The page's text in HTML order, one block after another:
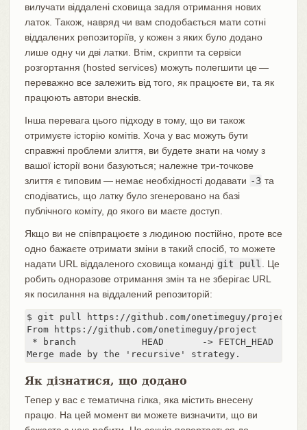
вилучати віддалені сховища задля отримання нових
латок. Також, навряд чи вам сподобається мати сотні
віддалених репозиторіїв, у кожен з яких було додано
лише одну чи дві латки. Втім, скрипти та сервіси
розгортання (hosted services) можуть полегшити це —
переважно все залежить від того, як працюєте ви, та як
працюють автори внесків.
Інша перевага цього підходу в тому, що ви також
отримуєте історію комітів. Хоча у вас можуть бути
справжні проблеми злиття, ви будете знати на чому з
вашої історії вони базуються; належне три-точкове
злиття є типовим — немає необхідності додавати -3 та
сподіватись, що латку було згенеровано на базі
публічного коміту, до якого ви маєте доступ.
Якщо ви не співпрацюєте з людиною постійно, проте все
одно бажаєте отримати зміни в такий спосіб, то можете
надати URL віддаленого сховища команді git pull
. Це
робить одноразове отримання змін та не зберігає URL
як посилання на віддалений репозиторій:
$ git pull https://github.com/onetimeguy/project
From https://github.com/onetimeguy/project
* branch            HEAD       -> FETCH_HEAD
Merge made by the 'recursive' strategy.
Як дізнатися, що додано
Тепер у вас є тематична гілка, яка містить внесену
працю. На цей момент ви можете визначити, що ви